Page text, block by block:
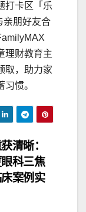
打卡区「乐
亲朋好友合
理财教育主
取，助力家
惯。
清晰：
科三焦
案例实